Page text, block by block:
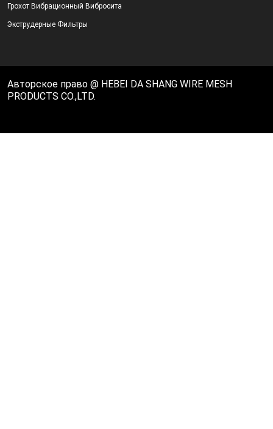
Грохот Вибрационный Вибросита
Экструдерные Фильтры
Авторское право @ HEBEI DA SHANG WIRE MESH
PRODUCTS CO.,LTD.